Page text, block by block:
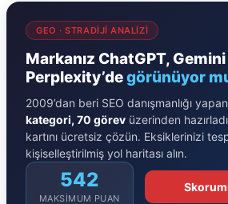
GEO · STRADIJI ANALIZI
Markanız ChatGPT,
Perplexity’degörünüyor
2009’dan beri SEO danışmanlığı
kategori, 70 görev üzerinden
kartını ücretsiz çözün. Eksiklerinizi
kişiselleştirilmiş yol haritası alın.
542
MAKSIMUM PUAN